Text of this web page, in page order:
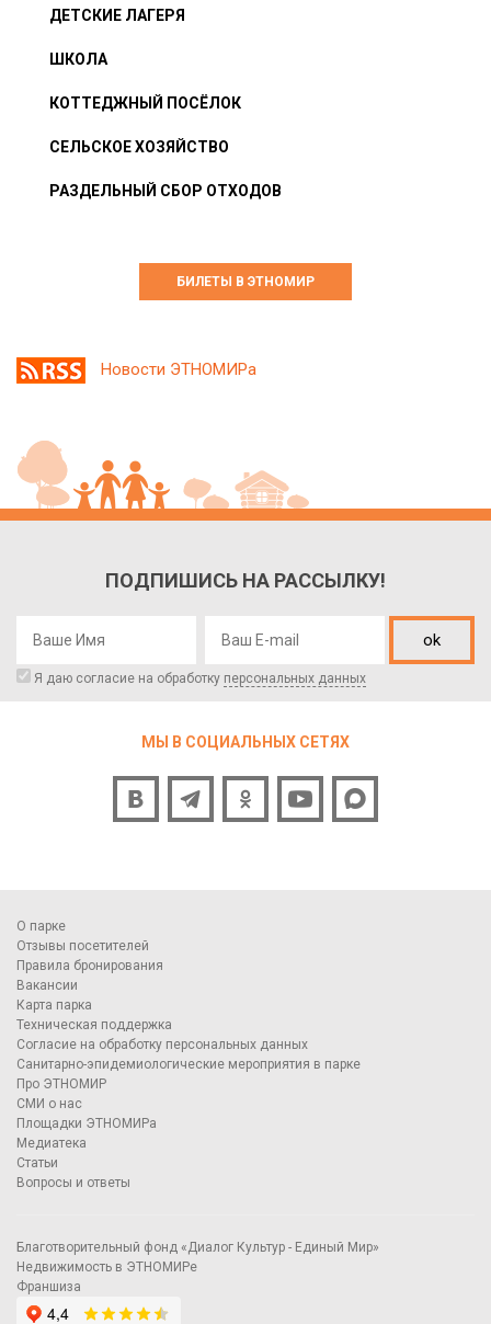
ДЕТСКИЕ ЛАГЕРЯ
ШКОЛА
КОТТЕДЖНЫЙ ПОСЁЛОК
СЕЛЬСКОЕ ХОЗЯЙСТВО
РАЗДЕЛЬНЫЙ СБОР ОТХОДОВ
БИЛЕТЫ В ЭТНОМИР
Новости ЭТНОМИРа
ПОДПИШИСЬ НА РАССЫЛКУ!
ok
Я даю согласие на обработку персональных данных
МЫ В СОЦИАЛЬНЫХ СЕТЯХ
О парке
Отзывы посетителей
Правила бронирования
Вакансии
Карта парка
Техническая поддержка
Согласие на обработку персональных данных
Санитарно-эпидемиологические мероприятия в парке
Про ЭТНОМИР
СМИ о нас
Площадки ЭТНОМИРа
Медиатека
Статьи
Вопросы и ответы
Благотворительный фонд «Диалог Культур - Единый Мир»
Недвижимость в ЭТНОМИРе
Франшиза